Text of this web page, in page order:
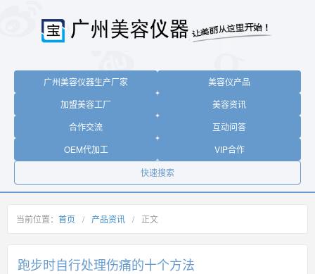
广州美容仪器生产厂家
美容仪产品
加盟美容工厂
美容资讯
合作交流
互动问答
OEM代加工
VIP合作
快速搜索
当前位置： 首页 / 产品资讯 / 正文
跑步时自行处理伤痛的十个方法